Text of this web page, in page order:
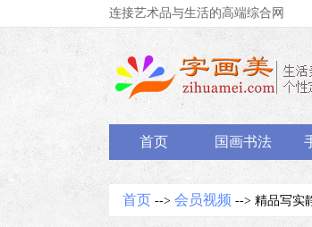
连接艺术品与生活的高端综合网
首页 国画书法
首页 --> 会员视频 --> 精品写实